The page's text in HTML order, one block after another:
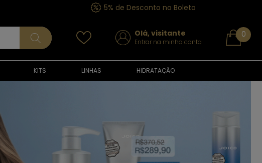
5% de Desconto no Boleto
Olá, visitante
Entrar na minha conta
0
KITS LINHAS HIDRATAÇÃO